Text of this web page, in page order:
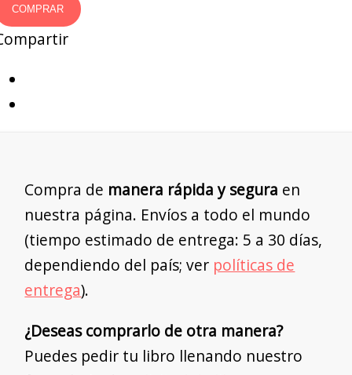
COMPRAR
Compra de manera rápida y segura en
nuestra página. Envíos a todo el mundo
(tiempo estimado de entrega: 5 a 30 días,
dependiendo del país; ver políticas de
entrega).
¿Deseas comprarlo de otra manera?
Puedes pedir tu libro llenando nuestro